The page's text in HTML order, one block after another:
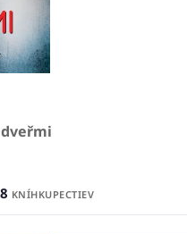
8 KNÍHKUPECTIEV